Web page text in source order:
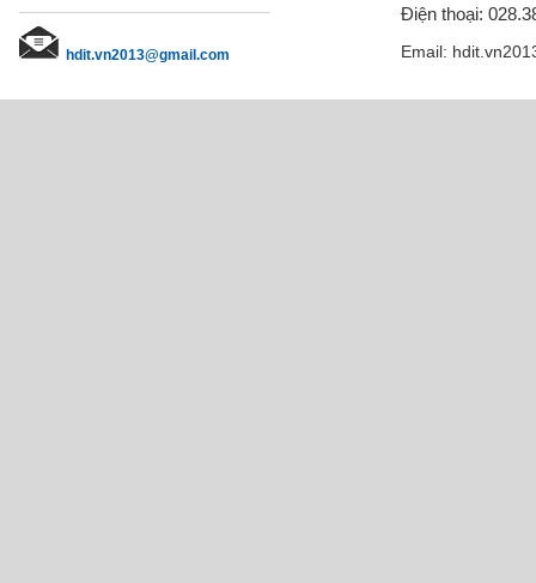
hdit.vn2013@gmail.com
Điện thoại:
Email: